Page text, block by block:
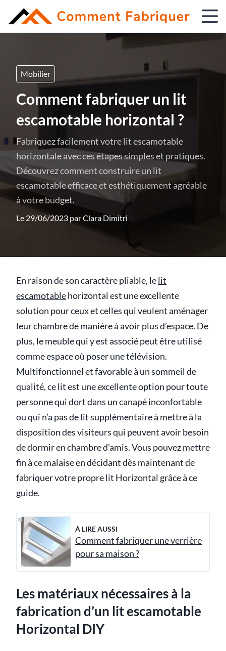
Mobilier
Comment fabriquer un lit
escamotable horizontal ?
Fabriquez facilement votre lit escamotable
horizontale avec ces étapes simples et pratiques.
Découvrez comment construire un lit
escamotable efficace et esthétiquement agréable
à votre budget.
Le 29/06/2023 parClara Dimitri
En raison de son caractère pliable, lelit
escamotablehorizontal est une excellente
solution pour ceux et celles qui veulent aménager
leur chambre de manière à avoir plus d’espace. De
plus, le meuble qui y est associé peut être utilisé
comme espace où poser une télévision.
Multifonctionnel et favorable à un sommeil de
qualité, ce lit est une excellente option pour toute
personne qui dort dans un canapé inconfortable
ou qui n’a pas de lit supplémentaire à mettre à la
disposition des visiteurs qui peuvent avoir besoin
de dormir en chambre d’amis. Vous pouvez mettre
fin à ce malaise en décidant dès maintenant de
fabriquer votre propre lit Horizontal grâce à ce
guide.
À LIRE AUSSI
Comment fabriquer une verrière
pour sa maison ?
Les matériaux nécessaires à la
fabrication d’un lit escamotable
Horizontal DIY